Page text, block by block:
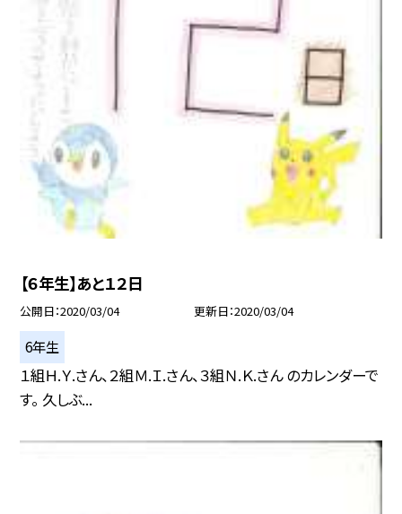
【６年生】あと１２日
公開日 2020/03/04 更新日 2020/03/04
6年生
１組Ｈ.Ｙ.さん、２組Ｍ.Ｉ.さん、３組Ｎ.Ｋ.さん のカレンダーで
す。 久しぶ...